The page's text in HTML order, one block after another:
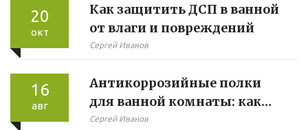
20
окт
Как защитить ДСП в ванной
от влаги и повреждений
Сергей Иванов
16
авг
Антикоррозийные полки
для ванной комнаты: как
выбрать и ухаживать
Сергей Иванов